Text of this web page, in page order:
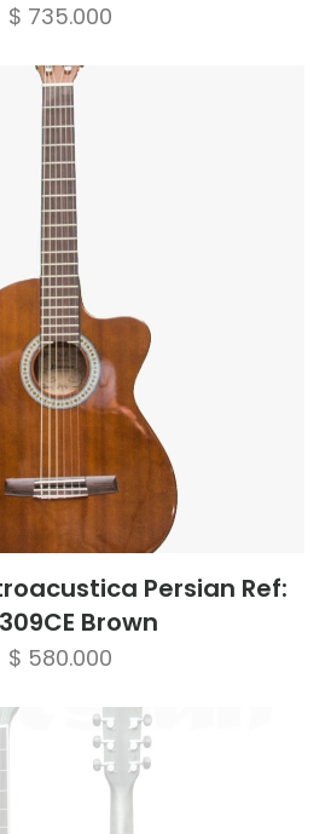
$ 735.000
Persian Ref:
Brown
$ 580.000